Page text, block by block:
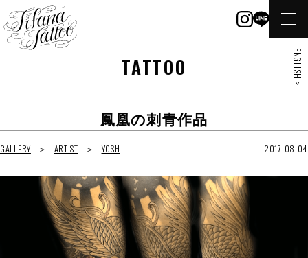
TATTOO
鳳凰の刺青作品
GALLERY ARTIST YOSH 2017.08.04
ENGLISH >